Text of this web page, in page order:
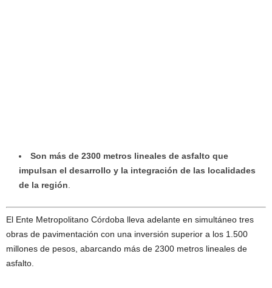
Son más de 2300 metros lineales de asfalto que
impulsan el desarrollo y la integración de las localidades
de la región.
El Ente Metropolitano Córdoba lleva adelante en simultáneo tres
obras de pavimentación con una inversión superior a los 1.500
millones de pesos, abarcando más de 2300 metros lineales de
asfalto.